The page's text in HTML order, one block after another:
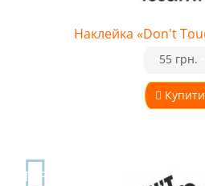
Наклейка «Don't
Купити
55 грн.
TOP